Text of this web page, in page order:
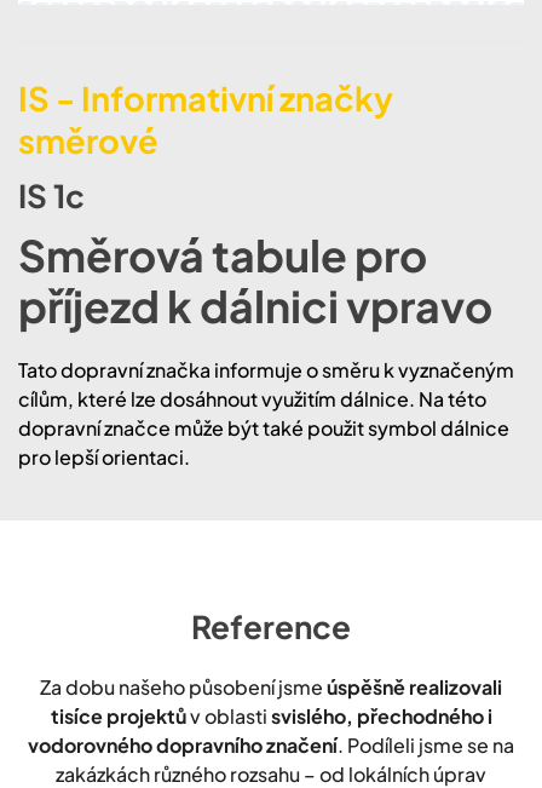
IS - Informativní značky
směrové
IS 1c
Směrová tabule pro
příjezd k dálnici vpravo
Tato dopravní značka informuje o směru k vyznačeným
cílům, které lze dosáhnout využitím dálnice. Na této
dopravní značce může být také použit symbol dálnice
pro lepší orientaci.
Reference
Za dobu našeho působení jsmeúspěšně realizovali
tisíce projektův oblastisvislého, přechodného i
vodorovného dopravního značení. Podíleli jsme se na
zakázkách různého rozsahu – od lokálních úprav